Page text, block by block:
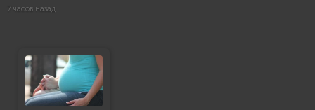
7 часов назад